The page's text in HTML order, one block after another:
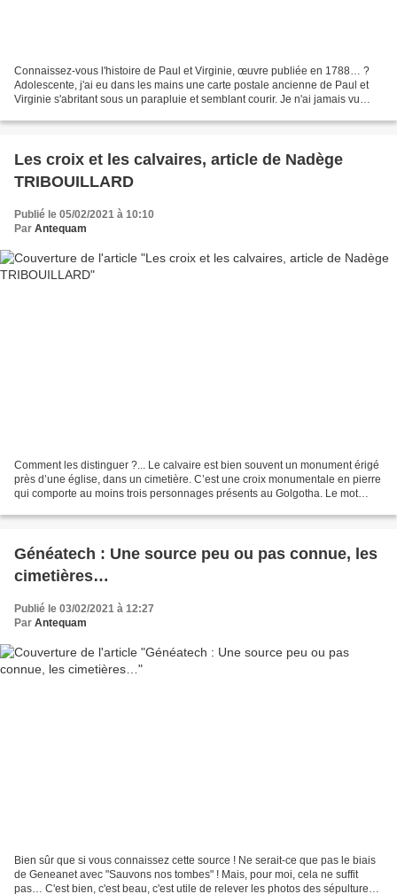
Connaissez-vous l'histoire de Paul et Virginie, œuvre publiée en 1788… ?
Adolescente, j'ai eu dans les mains une carte postale ancienne de Paul et
Virginie s'abritant sous un parapluie et semblant courir. Je n'ai jamais vu
Les croix et les calvaires, article de Nadège
TRIBOUILLARD
Publié le 05/02/2021 à 10:10
Par Antequam
Comment les distinguer ?... Le calvaire est bien souvent un monument érigé
près d’une église, dans un cimetière. C’est une croix monumentale en pierre
qui comporte au moins trois personnages présents au Golgotha. Le mot
Généatech : Une source peu ou pas connue, les
cimetières…
Publié le 03/02/2021 à 12:27
Par Antequam
Bien sûr que si vous connaissez cette source ! Ne serait-ce que pas le biais
de Geneanet avec "Sauvons nos tombes" ! Mais, pour moi, cela ne suffit
pas… C'est bien, c'est beau, c'est utile de relever les photos des sépultures,